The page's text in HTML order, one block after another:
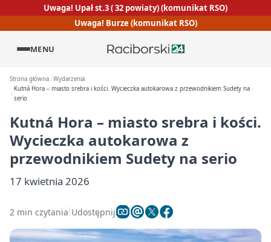
Uwaga! Upał st.3 ( 32 powiaty) (komunikat RSO)
Uwaga! Burze (komunikat RSO)
MENU
Strona główna Wydarzenia
Kutná Hora – miasto srebra i kości. Wycieczka autokarowa z przewodnikiem Sudety na
serio
Kutná Hora – miasto srebra i kości.
Wycieczka autokarowa z
przewodnikiem Sudety na serio
17 kwietnia 2026
2 min czytania Udostępnij